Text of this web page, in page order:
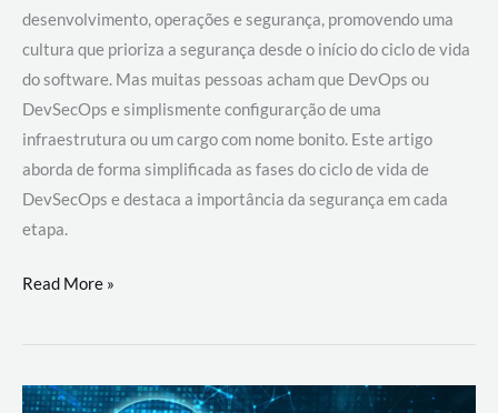
desenvolvimento, operações e segurança, promovendo uma
cultura que prioriza a segurança desde o início do ciclo de vida
do software. Mas muitas pessoas acham que DevOps ou
DevSecOps e simplismente configurarção de uma
infraestrutura ou um cargo com nome bonito. Este artigo
aborda de forma simplificada as fases do ciclo de vida de
DevSecOps e destaca a importância da segurança em cada
etapa.
DevSecOps
Prática:
Desenvolvimento,
Read More »